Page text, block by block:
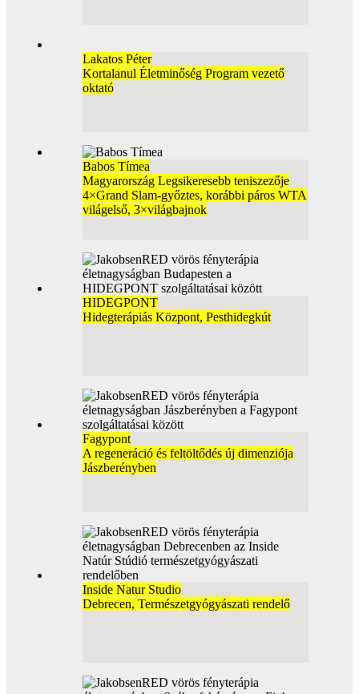
Lakatos Péter
Kortalanul Életminőség Program vezető
oktató
Babos Tímea
Magyarország Legsikeresebb teniszezője
4×Grand Slam-győztes, korábbi páros WTA
világelső, 3×világbajnok
HIDEGPONT
Hidegterápiás Központ, Pesthidegkút
Fagypont
A regeneráció és feltöltődés új dimenziója
Jászberényben
Inside Natur Studio
Debrecen, Természetgyógyászati rendelő